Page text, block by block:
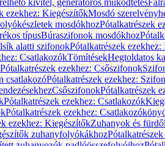
kivitel, generátoros működtetés
ezekhez: KiegészítőkMosdó
mosdókhozPótalkatrészek
típusBúraszifonok mosdókhoz
alatti szifonokPótalkatrészek
CsatlakozókTömítésekHegtoldatos
Pótalkatrészek ezekhez: Csőszifonok
csatlakozóPótalkatrészek ezekhez:
CsőszifonokPótalkatrészek
Pótalkatrészek ezekhez: Csatlakozók
Pótalkatrészek ezekhez:
ezekhez: KiegészítőkZuhanyok és
zuhanyfolyókákhoz